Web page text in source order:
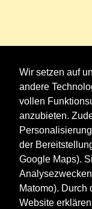
Wir setzen auf
andere
vollen
anzubieten.
der
Google Maps).
Matomo). Durch
Website